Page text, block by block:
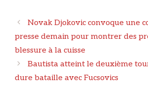
Navigation
des
articles
Novak Djokovic convoque une
presse demain pour montrer des
blessure à la cuisse
Bautista atteint le deuxième
dure bataille avec Fucsovics